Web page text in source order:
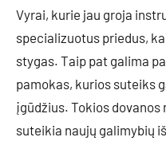
Vyrai, kurie jau groja
specializuotus priedus,
stygas. Taip pat galima
pamokas, kurios suteiks
įgūdžius. Tokios
suteikia naujų galimybių